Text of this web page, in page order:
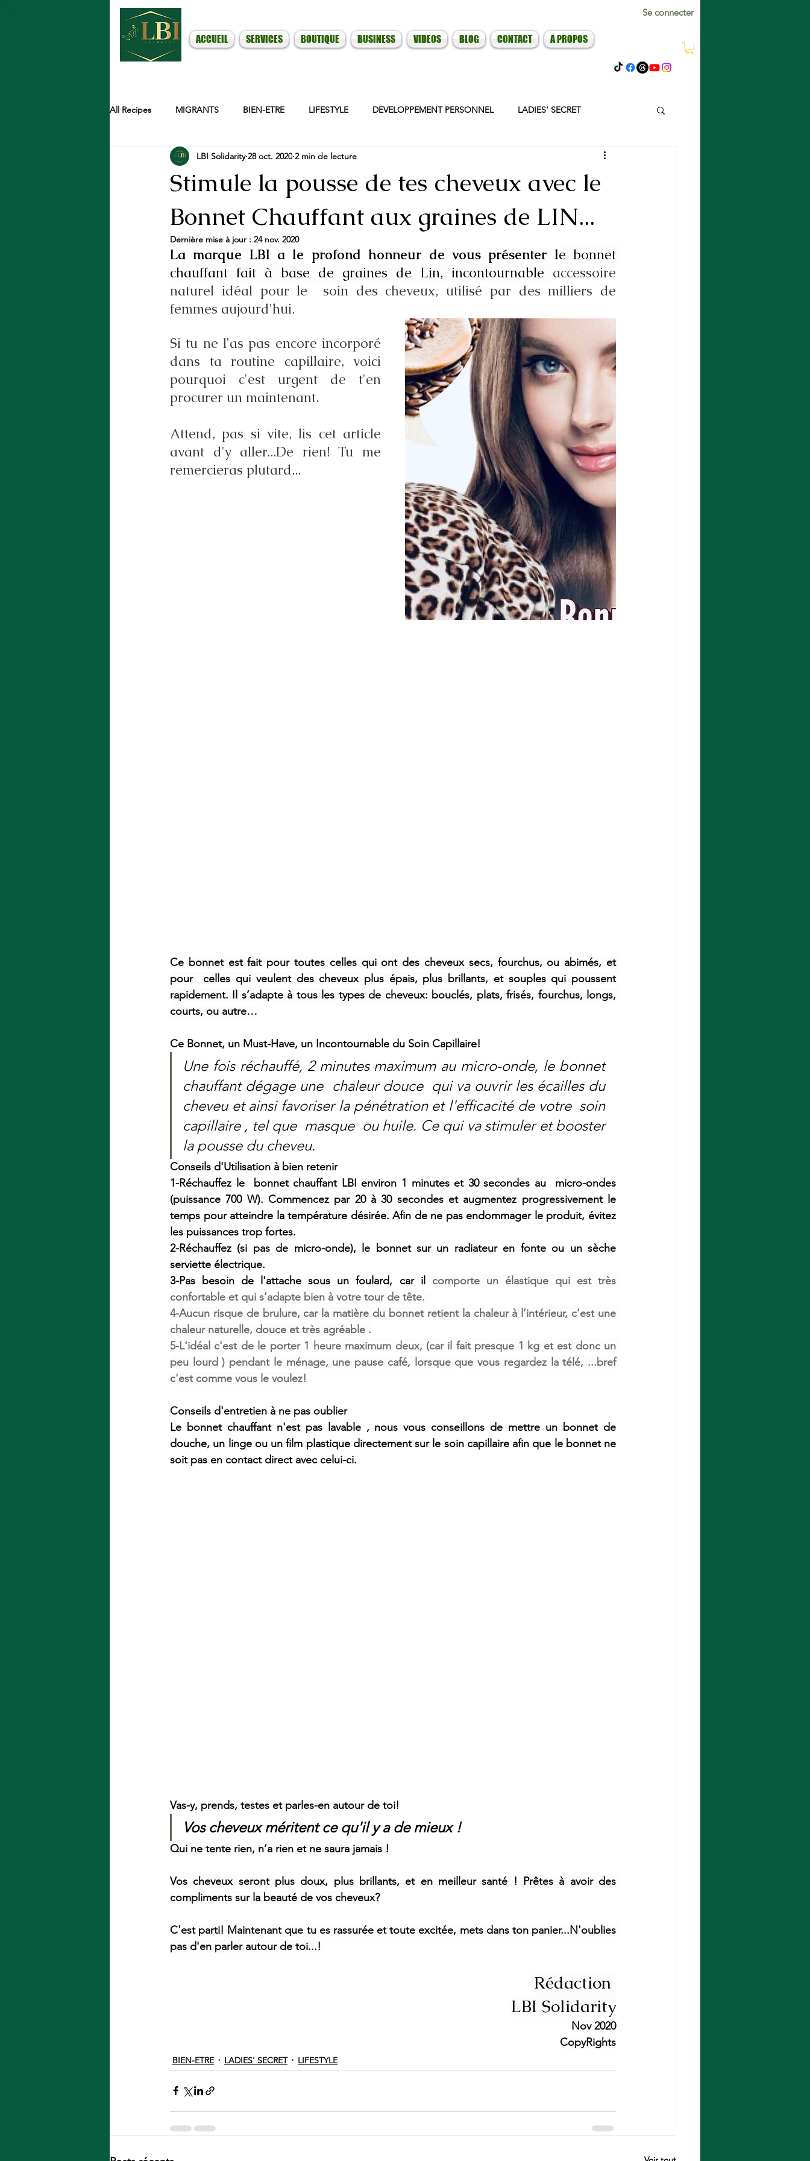
Se connecter
ACCUEIL SERVICES BOUTIQUE BUSINESS VIDEOS BLOG CONTACT A PROPOS
All Recipes MIGRANTS BIEN-ETRE LIFESTYLE DEVELOPPEMENT PERSONNEL LADIES' SECRET
ASTUCES MINCEUR
Stimule la pousse de tes cheveux avec le
Bonnet Chauffant aux graines de LIN...
LBI Solidarity 28 oct. 2020 2 min de lecture
Dernière mise à jour : 24 nov. 2020
La marque LBI a le profond honneur de vous présenter le bonnet
chauffant fait à base de graines de Lin, incontournable accessoire
naturel idéal pour le  soin des cheveux, utilisé par des milliers de
femmes aujourd'hui.
Si tu ne l'as pas encore incorporé
dans ta routine capillaire, voici
pourquoi c'est urgent de t'en
procurer un maintenant.
Attend, pas si vite, lis cet article
avant d'y aller...De rien! Tu me
remercieras plutard...
Ce bonnet est fait pour toutes celles qui ont des cheveux secs, fourchus, ou abimés, et
pour  celles qui veulent des cheveux plus épais, plus brillants, et souples qui poussent
rapidement. Il s’adapte à tous les types de cheveux: bouclés, plats, frisés, fourchus, longs,
courts, ou autre…
Ce Bonnet, un Must-Have, un Incontournable du Soin Capillaire!
Une fois réchauffé, 2 minutes maximum au micro-onde, le bonnet
chauffant dégage une  chaleur douce  qui va ouvrir les écailles du
cheveu et ainsi favoriser la pénétration et l'efficacité de votre  soin
capillaire , tel que  masque  ou huile. Ce qui va stimuler et booster
la pousse du cheveu.
Conseils d'Utilisation à bien retenir
1-Réchauffez le  bonnet chauffant LBI environ 1 minutes et 30 secondes au  micro-ondes
(puissance 700 W). Commencez par 20 à 30 secondes et augmentez progressivement le
temps pour atteindre la température désirée. Afin de ne pas endommager le produit, évitez
les puissances trop fortes.
2-Réchauffez (si pas de micro-onde), le bonnet sur un radiateur en fonte ou un sèche
serviette électrique.
3-Pas besoin de l'attache sous un foulard, car il comporte un élastique qui est très
confortable et qui s’adapte bien à votre tour de tête.
4-Aucun risque de brulure, car la matière du bonnet retient la chaleur à l’intérieur, c’est une
chaleur naturelle, douce et très agréable .
5-L'idéal c'est de le porter 1 heure maximum deux, (car il fait presque 1 kg et est donc un
peu lourd ) pendant le ménage, une pause café, lorsque que vous regardez la télé, ...bref
c'est comme vous le voulez!
Conseils d'entretien à ne pas oublier
Le bonnet chauffant n'est pas lavable , nous vous conseillons de mettre un bonnet de
douche, un linge ou un film plastique directement sur le soin capillaire afin que le bonnet ne
soit pas en contact direct avec celui-ci.
Vas-y, prends, testes et parles-en autour de toi!
Vos cheveux méritent ce qu'il y a de mieux !
Qui ne tente rien, n’a rien et ne saura jamais !
Vos cheveux seront plus doux, plus brillants, et en meilleur santé ! Prêtes à avoir des
compliments sur la beauté de vos cheveux?
C'est parti! Maintenant que tu es rassurée et toute excitée, mets dans ton panier...N'oublies
pas d'en parler autour de toi...!
Rédaction
LBI Solidarity
Nov 2020
CopyRights
BIEN-ETRE LADIES' SECRET LIFESTYLE